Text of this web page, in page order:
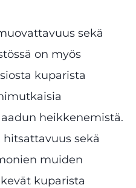
sekä
on myös
kuparista
heikkenemistä.
sekä
muiden
kuparista